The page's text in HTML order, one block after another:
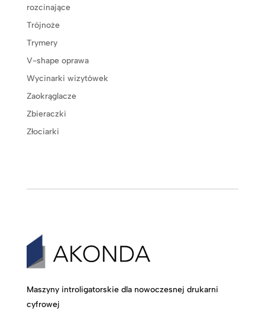
rozcinające
Trójnoże
Trymery
V-shape oprawa
Wycinarki wizytówek
Zaokrąglacze
Zbieraczki
Złociarki
Maszyny introligatorskie dla nowoczesnej drukarni
cyfrowej